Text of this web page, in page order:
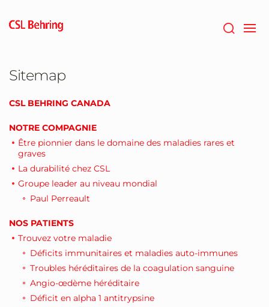
contenu
Sitemap
CSL BEHRING CANADA
NOTRE COMPAGNIE
Être pionnier dans le domaine des maladies rares et
graves
La durabilité chez CSL
Groupe leader au niveau mondial
Paul Perreault
NOS PATIENTS
Trouvez votre maladie
Déficits immunitaires et maladies auto-immunes
Troubles héréditaires de la coagulation sanguine
Angio-œdème héréditaire
Déficit en alpha 1 antitrypsine